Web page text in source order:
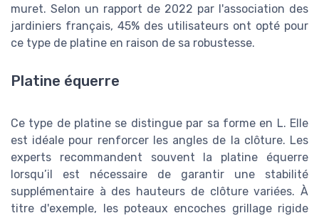
muret. Selon un rapport de 2022 par l'association des
jardiniers français, 45% des utilisateurs ont opté pour
ce type de platine en raison de sa robustesse.
Platine équerre
Ce type de platine se distingue par sa forme en L. Elle
est idéale pour renforcer les angles de la clôture. Les
experts recommandent souvent la platine équerre
lorsqu’il est nécessaire de garantir une stabilité
supplémentaire à des hauteurs de clôture variées. À
titre d'exemple, les poteaux encoches grillage rigide